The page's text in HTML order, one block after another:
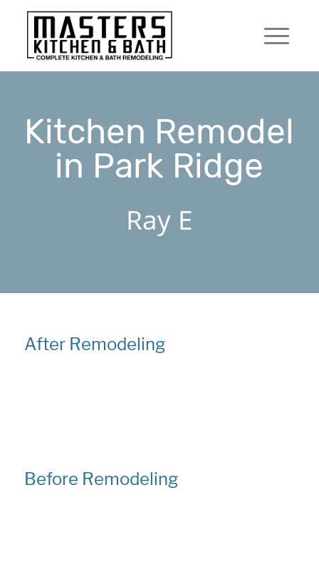
Kitchen Remodel
in Park Ridge
Ray E
After Remodeling
Before Remodeling